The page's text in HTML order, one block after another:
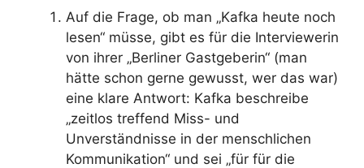
Auf die Frage, ob man „Kafka heute noch
lesen“ müsse, gibt es für die Interviewerin
von ihrer „Berliner Gastgeberin“ (man
hätte schon gerne gewusst, wer das war)
eine klare Antwort: Kafka beschreibe
„zeitlos treffend Miss- und
Unverständnisse in der menschlichen
Kommunikation“ und sei „für für die